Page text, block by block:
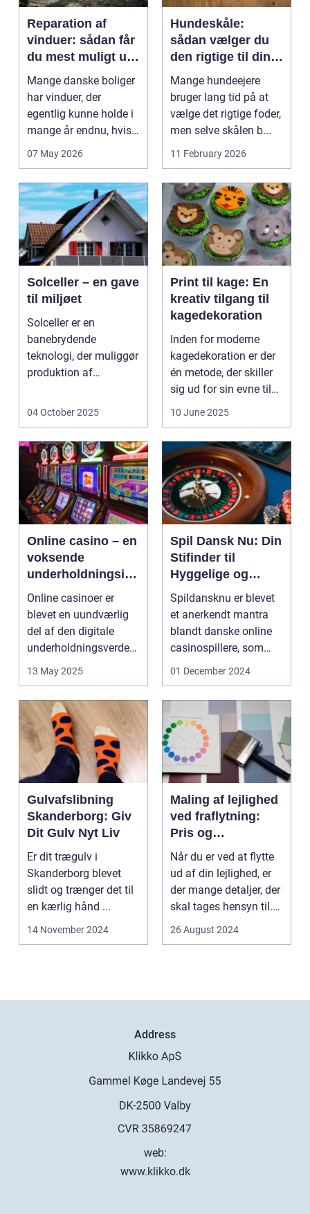
Reparation af
vinduer: sådan får
du mest muligt ud
af dine gamle
rammer
Mange danske boliger
har vinduer, der
egentlig kunne holde i
mange år endnu, hvis
07 May 2026
Hundeskåle:
sådan vælger du
den rigtige til din
hund
Mange hundeejere
bruger lang tid på at
vælge det rigtige foder,
men selve skålen b...
11 February 2026
Solceller – en gave
til miljøet
Solceller er en
banebrydende
teknologi, der muliggør
produktion af
udnytt...
04 October 2025
Print til kage: En
kreativ tilgang til
kagedekoration
Inden for moderne
kagedekoration er der
én metode, der skiller
sig ud for sin evne til
10 June 2025
Online casino – en
voksende
underholdningsind
ustri
Online casinoer er
blevet en uundværlig
del af den digitale
underholdningsverden.
13 May 2025
Spil Dansk Nu: Din
Stifinder til
Hyggelige og
Underholdende
Online Casinoer
Spildansknu er blevet
et anerkendt mantra
blandt danske online
casinospillere, som
søger unde...
01 December 2024
Gulvafslibning
Skanderborg: Giv
Dit Gulv Nyt Liv
Er dit trægulv i
Skanderborg blevet
slidt og trænger det til
en kærlig hånd ...
14 November 2024
Maling af lejlighed
ved fraflytning:
Pris og
overvejelser
Når du er ved at flytte
ud af din lejlighed, er
der mange detaljer, der
skal tages hensyn til.
26 August 2024
Address
web:
www.klikko.dk